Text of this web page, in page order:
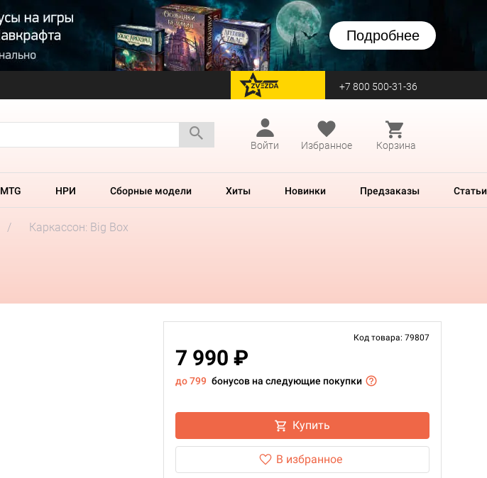
Подробнее
перейти на Zvezda +7 800 500-31-36
Войти
Избранное Корзина
MTG НРИ Сборные модели Хиты Новинки Предзаказы Статьи
Каркассон: Big Box
Код товара: 79807
7 990 ₽
до 799 бонусов на следующие покупки
Купить
В избранное